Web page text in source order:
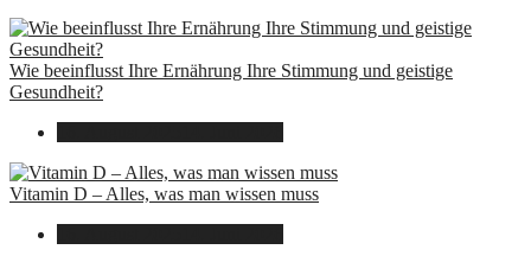
Wie beeinflusst Ihre Ernährung Ihre Stimmung und geistige
Gesundheit?
Vitamin D – Alles, was man wissen muss